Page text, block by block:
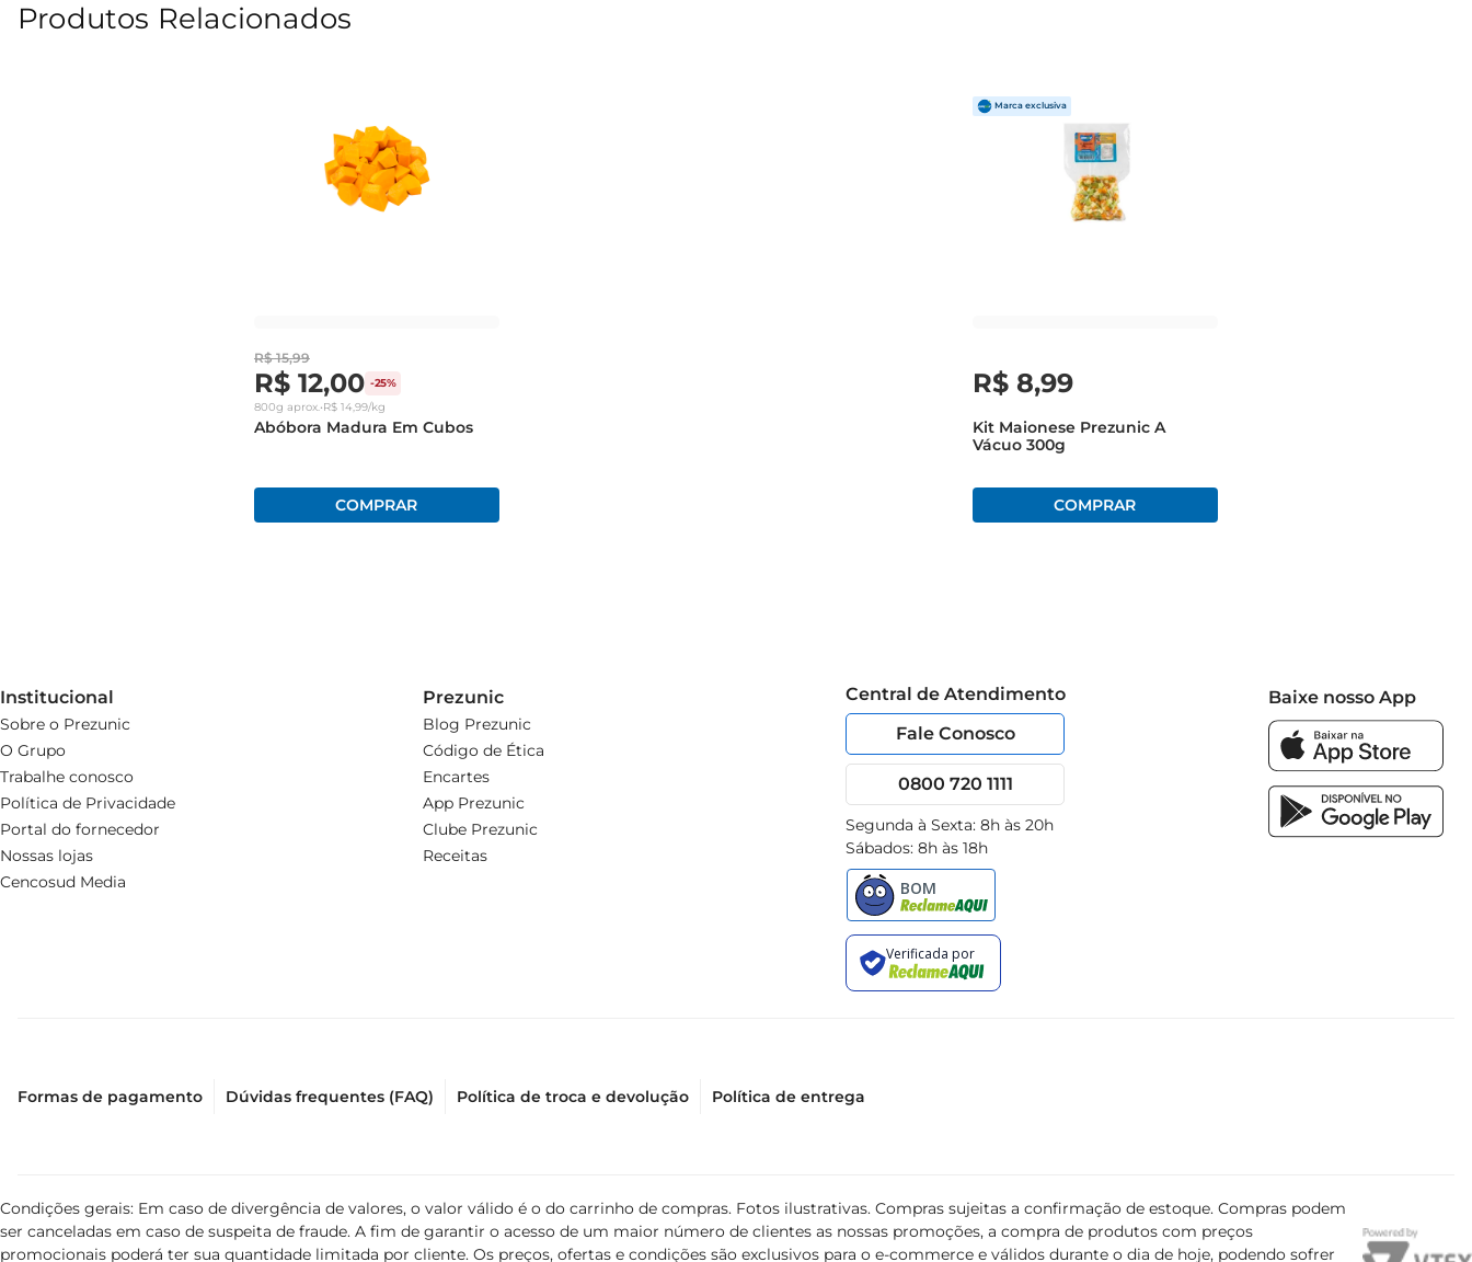
olhos. Basta abrir o pote e adicionar a quantidadedesejada diretamente na sua receita. Essa praticidade é ideal para quem tem uma rotina agitada, mas não quer abrir mão de
molhos, como o famoso molho à base de cebola, que combina perfeitamente com carnes grelhadas. Além disso, é uma excelente opção para incrementar saladas, trazendo um
O pote de cebola picada Prezunic contém 200g do produto, ideal para o uso em diversas receitas. Mantenha em local fresco e seco, e após aberto, consuma em até 7 dias para
garantir a melhor qualidade e frescor. Com a cebola picada Prezunic, você transforma sua cozinha em um verdadeiro espaço de sabor e praticidade.
Produtos Relacionados
R$ 15,99
R$ 12,00 -25%
800g aprox.•R$ 14,99/kg
Abóbora Madura Em Cubos
R$ 8,99
Kit Maionese Prezunic A
Vácuo 300g
Institucional
Sobre o Prezunic
O Grupo
Trabalhe conosco
Política de Privacidade
Portal do fornecedor
Nossas lojas
Cencosud Media
Prezunic
Blog Prezunic
Código de Ética
Encartes
App Prezunic
Clube Prezunic
Receitas
Central de Atendimento
Fale Conosco
0800 720 1111
Segunda à Sexta: 8h às 20h
Sábados: 8h às 18h
Baixe nosso App
Formas de pagamento Dúvidas frequentes (FAQ) Política de troca e devolução Política de entrega
Condições gerais: Em caso de divergência de valores, o valor válido é o do carrinho de compras. Fotos ilustrativas. Compras sujeitas a confirmação de estoque. Compras podem
ser canceladas em caso de suspeita de fraude. A fim de garantir o acesso de um maior número de clientes as nossas promoções, a compra de produtos com preços
promocionais poderá ter sua quantidade limitada por cliente. Os preços, ofertas e condições são exclusivos para o e-commerce e válidos durante o dia de hoje, podendo sofrer